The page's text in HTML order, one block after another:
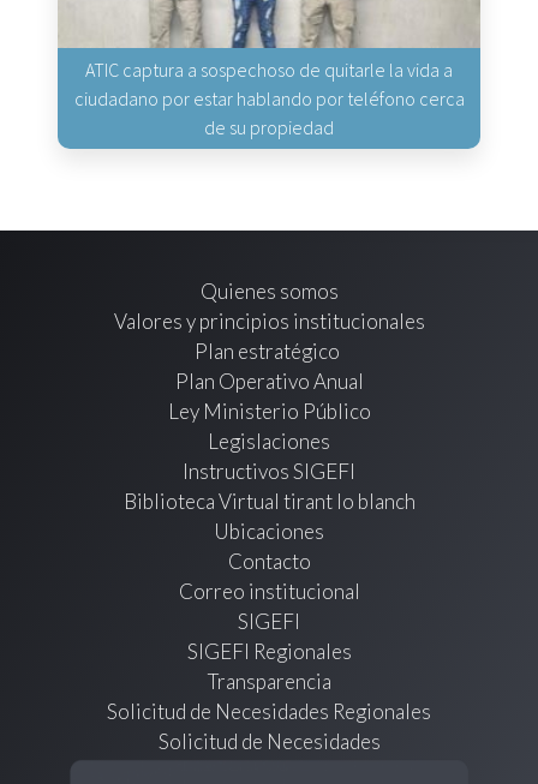
ATIC captura a sospechoso de quitarle la vida a
ciudadano por estar hablando por teléfono cerca
de su propiedad
Quienes somos
Valores y principios institucionales
Plan estratégico
Plan Operativo Anual
Ley Ministerio Público
Legislaciones
Instructivos SIGEFI
Biblioteca Virtual tirant lo blanch
Ubicaciones
Contacto
Correo institucional
SIGEFI
SIGEFI Regionales
Transparencia
Solicitud de Necesidades Regionales
Solicitud de Necesidades